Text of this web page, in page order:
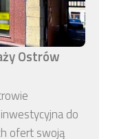
Ostrów
do
ofert swoją